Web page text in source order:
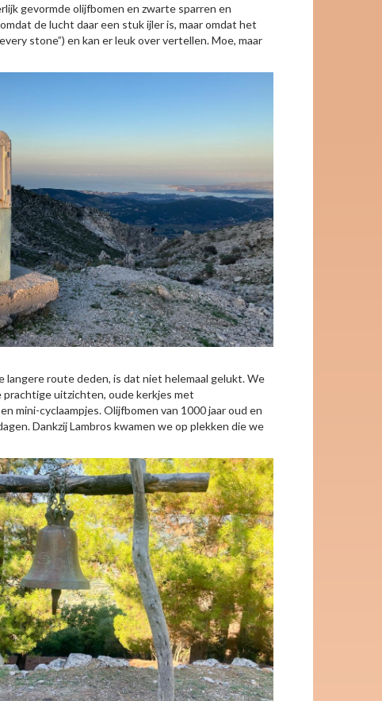
gevormde olijfbomen en zwarte sparren en
de lucht daar een stuk ijler is, maar omdat het
stone”) en kan er leuk over vertellen. Moe, maar
langere route deden, is dat niet helemaal gelukt. We
prachtige uitzichten, oude kerkjes met
mini-cyclaampjes. Olijfbomen van 1000 jaar oud en
Dankzij Lambros kwamen we op plekken die we